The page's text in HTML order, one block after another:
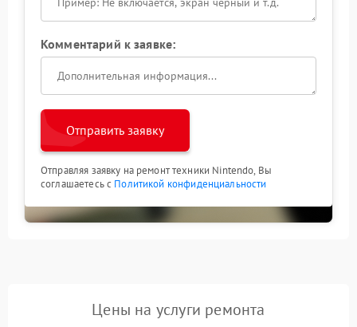
Комментарий к заявке:
Отправить заявку
Отправляя заявку на ремонт техники Nintendo, Вы
соглашаетесь с Политикой конфиденциальности
Цены на услуги ремонта